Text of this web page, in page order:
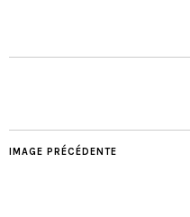
IMAGE PRÉCÉDENTE